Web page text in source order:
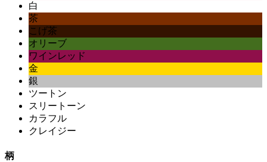
白
茶
こげ茶
オリーブ
ワインレッド
金
銀
ツートン
スリートーン
カラフル
クレイジー
柄